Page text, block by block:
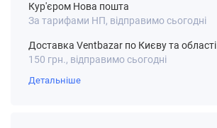
Кур'єром Нова пошта
За тарифами НП, відправимо сьогодні
Доставка Ventbazar по Києву та області
150 грн., відправимо сьогодні
Детальніше